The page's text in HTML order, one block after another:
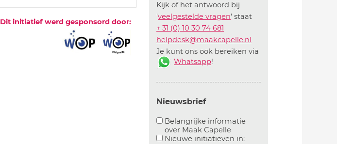
Dit initiatief werd gesponsord door:
Kijk of het antwoord bij
'veelgestelde vragen' staat
+ 31 (0) 10 30 74 681
helpdesk@maakcapelle.nl
Je kunt ons ook bereiken via
Whatsapp!
Nieuwsbrief
Belangrijke informatie
over Maak Capelle
Aanvinken om belangrijke informatie over
Nieuwe initiatieven in:Aanvinken om